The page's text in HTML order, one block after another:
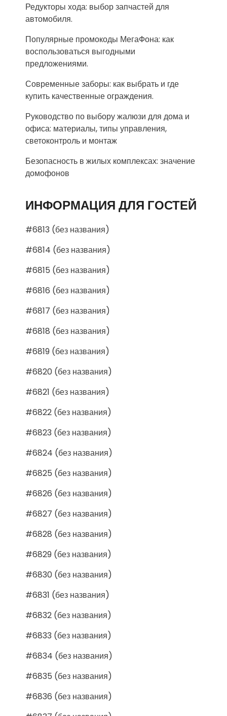
Редукторы хода: выбор запчастей для
автомобиля.
Популярные промокоды МегаФона: как
воспользоваться выгодными
предложениями.
Современные заборы: как выбрать и где
купить качественные ограждения.
Руководство по выбору жалюзи для дома и
офиса: материалы, типы управления,
светоконтроль и монтаж
Безопасность в жилых комплексах: значение
домофонов
ИНФОРМАЦИЯ ДЛЯ ГОСТЕЙ
#6813 (без названия)
#6814 (без названия)
#6815 (без названия)
#6816 (без названия)
#6817 (без названия)
#6818 (без названия)
#6819 (без названия)
#6820 (без названия)
#6821 (без названия)
#6822 (без названия)
#6823 (без названия)
#6824 (без названия)
#6825 (без названия)
#6826 (без названия)
#6827 (без названия)
#6828 (без названия)
#6829 (без названия)
#6830 (без названия)
#6831 (без названия)
#6832 (без названия)
#6833 (без названия)
#6834 (без названия)
#6835 (без названия)
#6836 (без названия)